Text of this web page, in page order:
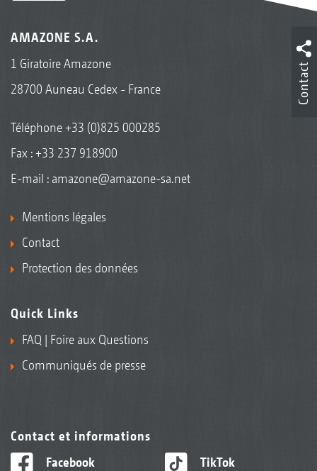
AMAZONE S.A.
1 Giratoire Amazone
28700 Auneau Cedex - France
Téléphone+33 (0)825 000285
Fax : +33 237 918900
E-mail : amazone@amazone-sa.net
Mentions légales
Contact
Protection des données
Quick Links
FAQ | Foire aux Questions
Communiqués de presse
Contact et informations
Facebook
TikTok
Contact